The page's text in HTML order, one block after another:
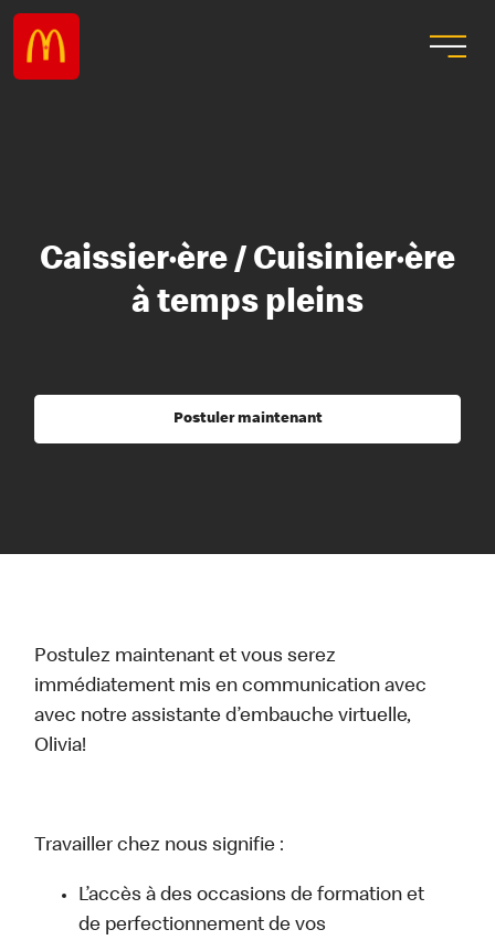
Caissier·ère / Cuisinier·ère
à temps pleins
Postuler maintenant
Postulez maintenant et vous serez
immédiatement mis en communication avec
avec notre assistante d’embauche virtuelle,
Olivia!
Travailler chez nous signifie :
L’accès à des occasions de formation et
de perfectionnement de vos